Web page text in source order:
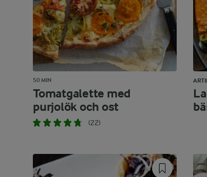
50 MIN
Tomatgalette med
purjolök och ost
(22)